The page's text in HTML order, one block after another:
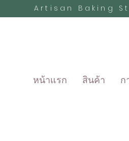
Artisan Baking
หน้าแรก สินค้า ก